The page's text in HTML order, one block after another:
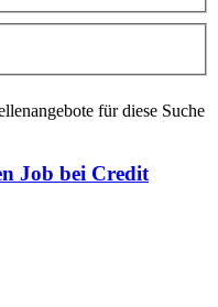
für diese Suche
Job bei Credit